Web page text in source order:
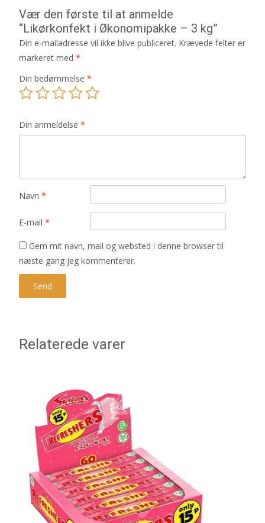
Vær den første til at anmelde
“Likørkonfekt i Økonomipakke – 3 kg”
Din e-mailadresse vil ikke blive publiceret. Krævede felter er
markeret med *
Din bedømmelse *
Din anmeldelse *
Navn *
E-mail *
Gem mit navn, mail og websted i denne browser til
næste gang jeg kommenterer.
Relaterede varer